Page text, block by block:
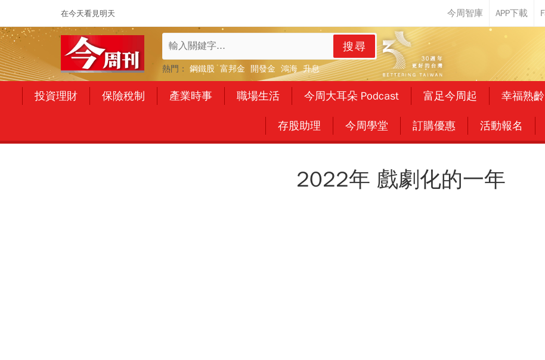
在今天看見明天
搜尋
熱門： 鋼鐵股 富邦金 開發金 鴻海 升息
投資理財 保險稅制 產業時事 職場生活 今周大耳朵 Podcast 富足今周起 幸福熟齡
存股助理 今周學堂 訂購優惠 活動報名
2022年 戲劇化的一年